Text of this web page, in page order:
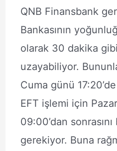
QNB Finansbank
Bankasının
olarak 30 dakika
uzayabiliyor.
Cuma günü
EFT işlemi için
09:00’dan
gerekiyor. Buna